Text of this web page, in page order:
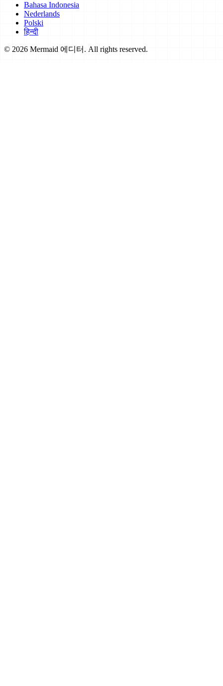
Bahasa Indonesia
Nederlands
Polski
हिन्दी
© 2026 Mermaid 에디터. All rights reserved.